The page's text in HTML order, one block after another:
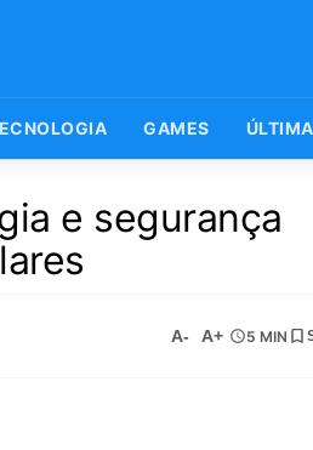
GAMES
e segurança
A- A+ 5 MIN